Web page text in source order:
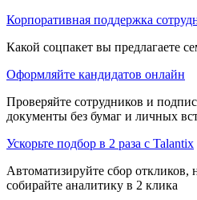
Корпоративная поддержка
Какой соцпакет вы предлагаете
Оформляйте кандидатов онлайн
Проверяйте сотрудников и
документы без бумаг и личных
Ускорьте подбор в 2 раза с Talantix
Автоматизируйте сбор откликов,
собирайте аналитику в 2 клика